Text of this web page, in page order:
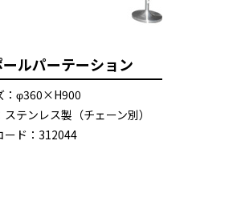
ールパーテーション
：φ360×H900
テンレス製（チェーン別）
ード：312044